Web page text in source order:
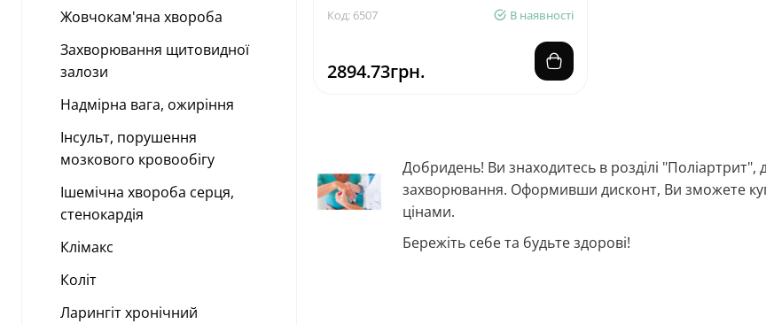
Жовчокам'яна хвороба
Захворювання щитовидної
залози
Надмірна вага, ожиріння
Інсульт, порушення
мозкового кровообігу
Ішемічна хвороба серця,
стенокардія
Клімакс
Коліт
Ларингіт хронічний
Код: 6507 В наявності
2894.73грн.
Добридень! Ви знаходитесь в розділі
захворювання. Оформивши дисконт, Ви зможете
цінами.
Бережіть себе та будьте здорові!